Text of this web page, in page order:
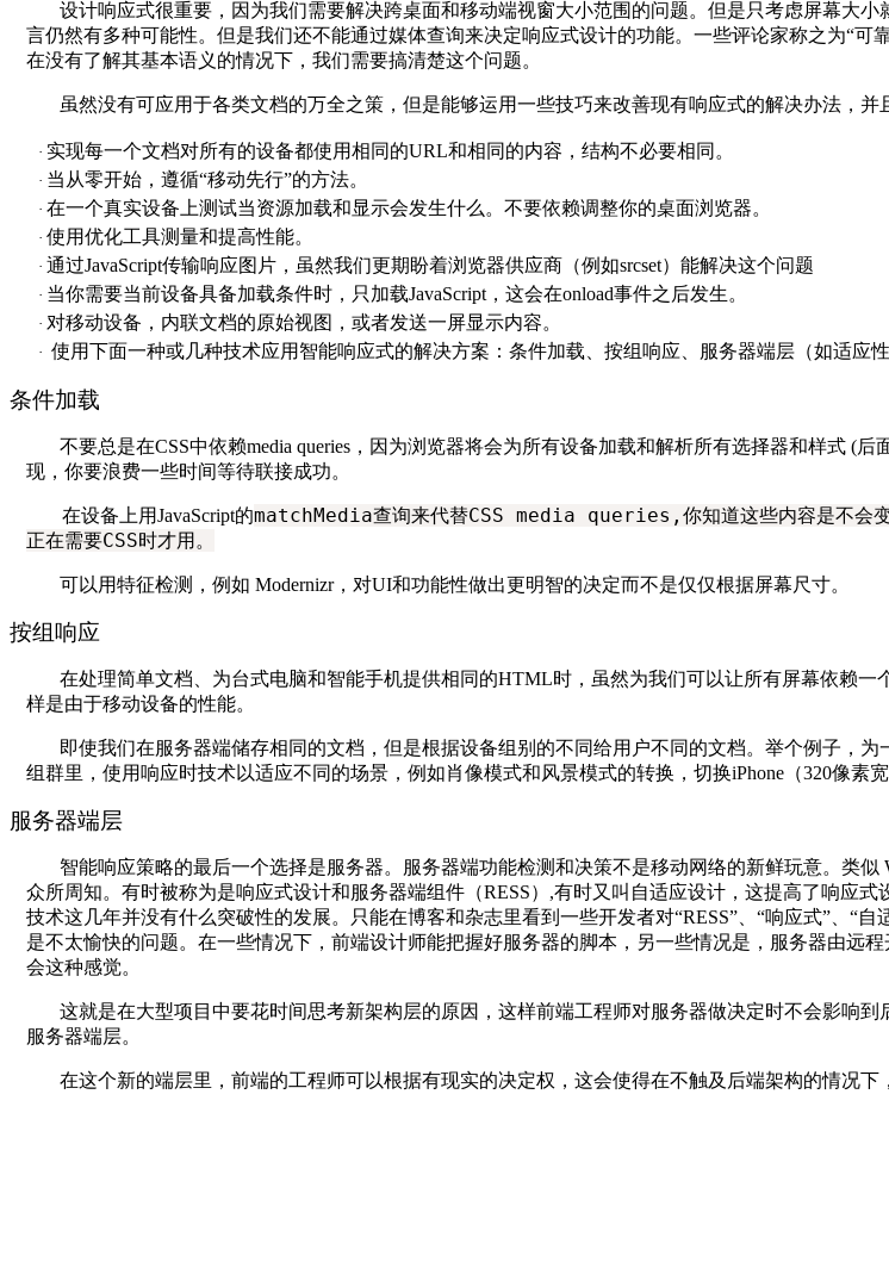
设计响应式很重要，因为我们需要解决跨桌面和移动端视窗大小范围的问题。但是只考虑屏幕大
言仍然有多种可能性。但是我们还不能通过媒体查询来决定响应式设计的功能。一些评论家称之为“可
在没有了解其基本语义的情况下，我们需要搞清楚这个问题。
虽然没有可应用于各类文档的万全之策，但是能够运用一些技巧来改善现有响应式的解决办法，并
· 实现每一个文档对所有的设备都使用相同的URL和相同的内容，结构不必要相同。
· 当从零开始，遵循“移动先行”的方法。
· 在一个真实设备上测试当资源加载和显示会发生什么。不要依赖调整你的桌面浏览器。
· 使用优化工具测量和提高性能。
· 通过JavaScript传输响应图片，虽然我们更期盼着浏览器供应商（例如srcset）能解决这个问题
· 当你需要当前设备具备加载条件时，只加载JavaScript ，这会在onload事件之后发生。
· 对移动设备，内联文档的原始视图，或者发送一屏显示内容。
· 使用下面一种或几种技术应用智能响应式的解决方案：条件加载、按组响应、服务器端层（如适应性
条件加载
不要总是在CSS中依赖media queries ，因为浏览器将会为所有设备加载和解析所有选择器和样式 (后
现，你要浪费一些时间等待联接成功。
在设备上用JavaScript的matchMedia查询来代替CSS media queries, 你知道这些内容是不会
正在需要CSS时才用。
可以用特征检测，例如 Modernizr，对UI和功能性做出更明智的决定而不是仅仅根据屏幕尺寸。
按组响应
在处理简单文档、为台式电脑和智能手机提供相同的HTML时，虽然为我们可以让所有屏幕依赖一
样是由于移动设备的性能。
即使我们在服务器端储存相同的文档，但是根据设备组别的不同给用户不同的文档。举个例子，为
组群里，使用响应时技术以适应不同的场景，例如肖像模式和风景模式的转换，切换iPhone （320像素宽
服务器端层
智能响应策略的最后一个选择是服务器。服务器端功能检测和决策不是移动网络的新鲜玩意。 类似
众所周知。有时被称为是响应式设计和服务器端组件（RESS） ,有时又叫自适应设计，这提高了响应
技术这几年并没有什么突破性的发展。只能在博客和杂志里看到一些开发者对“RESS”、“响应式”、“
是不太愉快的问题。在一些情况下，前端设计师能把握好服务器的脚本，另一些情况是，服务器由远
会这种感觉。
这就是在大型项目中要花时间思考新架构层的原因，这样前端工程师对服务器做决定时不会影响到
服务器端层。
在这个新的端层里，前端的工程师可以根据有现实的决定权，这会使得在不触及后端架构的情况下